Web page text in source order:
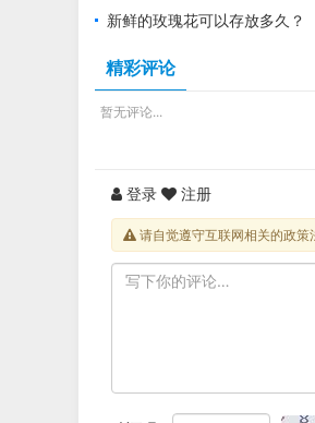
新鲜的玫瑰花可以存放多久？
精彩评论
暂无评论...
登录 注册
请自觉遵守互联网相关的政策